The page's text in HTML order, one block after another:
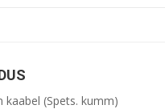
kaabel (Spets. kumm)